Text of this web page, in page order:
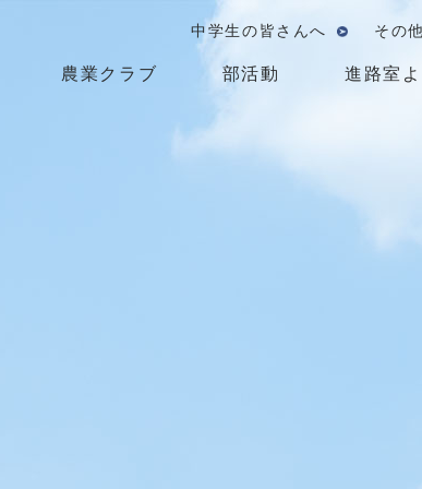
中学生の皆さんへ その他
農業クラブ 部活動 進路室よ